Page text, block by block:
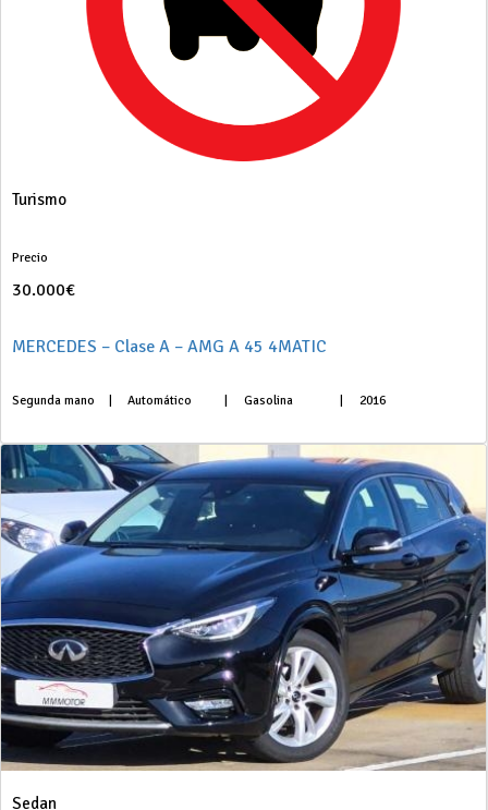
Turismo
Precio
30.000€
MERCEDES – Clase A – AMG A 45 4MATIC
Segunda mano Automático Gasolina 2016
Sedan